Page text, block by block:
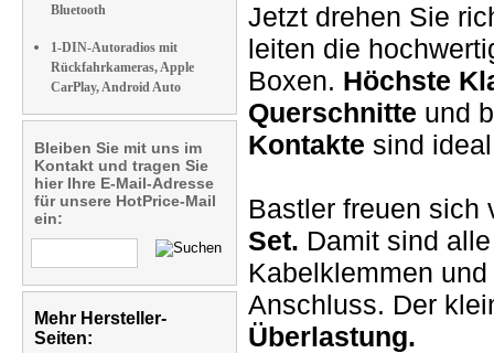
Bluetooth
1-DIN-Autoradios mit
Rückfahrkameras, Apple
CarPlay, Android Auto
Bleiben Sie mit uns im
Kontakt und tragen Sie
hier Ihre E-Mail-Adresse
für unsere HotPrice-Mail
ein:
Mehr Hersteller-
Seiten:
Jetzt drehen Sie
leiten die
Boxen. Höchste
Querschnitte und
Kontakte sind
Bastler freuen
Set. Damit sind
Kabelklemmen
Anschluss. Der
Überlastung.